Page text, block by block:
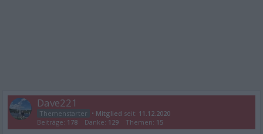
Dave221
• Mitglied seit: 11.12.2020
Beiträge: 178 Danke: 129 Themen: 15